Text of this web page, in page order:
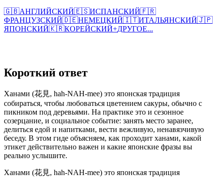
🇬🇧АНГЛИЙСКИЙ🇪🇸ИСПАНСКИЙ🇫🇷
ФРАНЦУЗСКИЙ🇩🇪НЕМЕЦКИЙ🇮🇹ИТАЛЬЯНСКИЙ🇯🇵
ЯПОНСКИЙ🇰🇷КОРЕЙСКИЙ+ДРУГОЕ...
Короткий ответ
Ханами (花見, hah-NAH-mee) это японская традиция
собираться, чтобы любоваться цветением сакуры, обычно с
пикником под деревьями. На практике это и сезонное
созерцание, и социальное событие: занять место заранее,
делиться едой и напитками, вести вежливую, ненавязчивую
беседу. В этом гиде объясняем, как проходит ханами, какой
этикет действительно важен и какие японские фразы вы
реально услышите.
Ханами (花見, hah-NAH-mee) это японская традиция